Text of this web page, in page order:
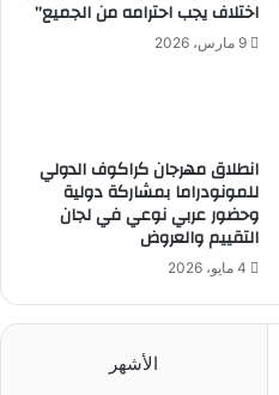
اختلاف يجب احترامه من الجميع”
9 مارس، 2026
انطلاق مهرجان كراكوف الدولي
للمونودراما بمشاركة دولية
وحضور عربي نوعي في لجان
التقييم والعروض
4 مايو، 2026
الأشهر